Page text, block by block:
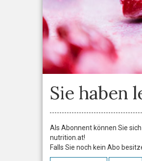
Sie haben
Als Abonnent können Sie
nutrition.at!
Falls Sie noch kein Abo